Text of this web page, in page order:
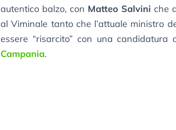
autentico balzo, con Matteo Salvini che
al Viminale tanto che l’attuale ministro
essere “risarcito” con una candidatura
Campania.